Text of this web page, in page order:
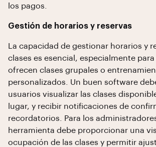
los pagos.
Gestión de horarios y reservas
La capacidad de gestionar horarios y
clases es esencial, especialmente
ofrecen clases grupales o
personalizados. Un buen software
usuarios visualizar las clases
lugar, y recibir notificaciones de
recordatorios. Para los
herramienta debe proporcionar una
ocupación de las clases y permitir